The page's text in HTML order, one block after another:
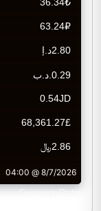
CurrencyRate